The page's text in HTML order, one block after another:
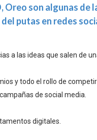
Oreo son algunas de
putas en redes
a las ideas que salen de
y todo el rollo de
de social media.
digitales.